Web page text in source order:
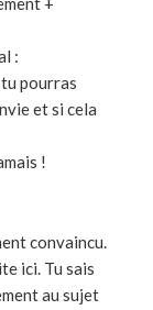
:
tu pourras
et si cela
!
convaincu.
ici. Tu sais
au sujet